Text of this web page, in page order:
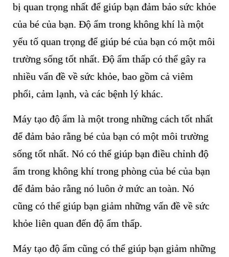
bị quan trọng nhất để giúp bạn đảm bảo sức khỏe
của bé của bạn. Độ ẩm trong không khí là một
yếu tố quan trọng để giúp bé của bạn có một môi
trường sống tốt nhất. Độ ẩm thấp có thể gây ra
nhiều vấn đề về sức khỏe, bao gồm cả viêm
phổi, cảm lạnh, và các bệnh lý khác.
Máy tạo độ ẩm là một trong những cách tốt nhất
để đảm bảo rằng bé của bạn có một môi trường
sống tốt nhất. Nó có thể giúp bạn điều chỉnh độ
ẩm trong không khí trong phòng của bé của bạn
để đảm bảo rằng nó luôn ở mức an toàn. Nó
cũng có thể giúp bạn giảm những vấn đề về sức
khỏe liên quan đến độ ẩm thấp.
Máy tạo độ ẩm cũng có thể giúp bạn giảm những